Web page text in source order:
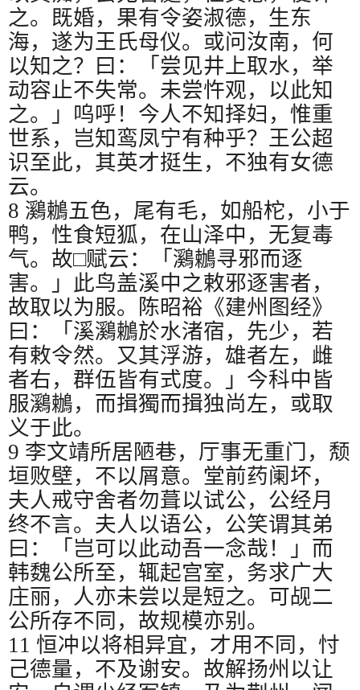
之。既婚，果有令姿淑德，生东
海，遂为王氏母仪。或问汝南，何
以知之？曰：「尝见井上取水，举
动容止不失常。未尝忤观，以此知
之。」呜呼！今人不知择妇，惟重
世系，岂知鸾凤宁有种乎？王公超
识至此，其英才挺生，不独有女德
云。
8 鸂鶒五色，尾有毛，如船柁，小于
鸭，性食短狐，在山泽中，无复毒
气。故□赋云：「鸂鶒寻邪而逐
害。」此鸟盖溪中之敕邪逐害者，
故取以为服。陈昭裕《建州图经》
曰：「溪鸂鶒於水渚宿，先少，若
有敕令然。又其浮游，雄者左，雌
者右，群伍皆有式度。」今科中皆
服鸂鶒，而揖獨而揖独尚左，或取
义于此。
9 李文靖所居陋巷，厅事无重门，颓
垣败壁，不以屑意。堂前药阑坏，
夫人戒守舍者勿葺以试公，公经月
终不言。夫人以语公，公笑谓其弟
曰：「岂可以此动吾一念哉！」而
韩魏公所至，辄起宫室，务求广大
庄丽，人亦未尝以是短之。可觇二
公所存不同，故规模亦别。
11 恒冲以将相异宜，才用不同，忖
己德量，不及谢安。故解扬州以让